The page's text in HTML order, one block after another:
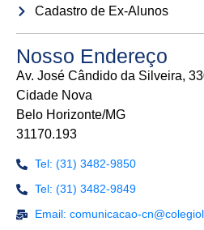
Cadastro de Ex-Alunos
Nosso Endereço
Av. José Cândido da Silveira,
Cidade Nova
Belo Horizonte/MG
31170.193
Tel: (31) 3482-9850
Tel: (31) 3482-9849
Email: comunicacao-